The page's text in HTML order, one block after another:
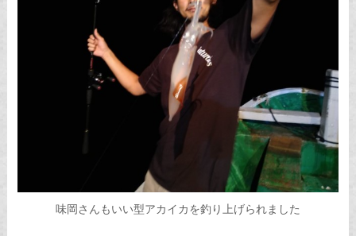
味岡さんもいい型アカイカを釣り上げられました